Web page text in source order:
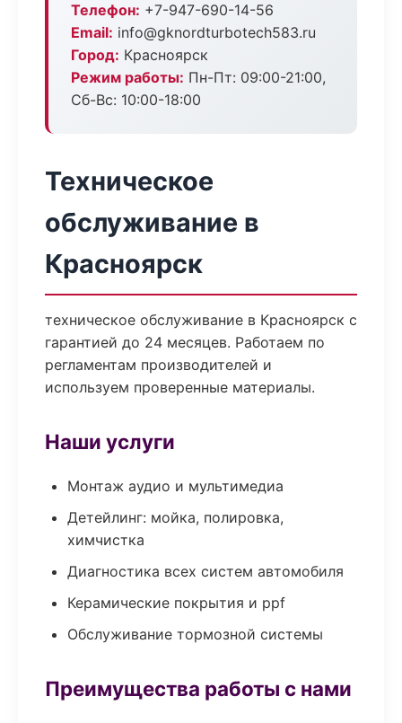
Телефон: +7-947-690-14-56
Email: info@gknordturbotech583.ru
Город: Красноярск
Режим работы: Пн-Пт: 09:00-21:00,
Сб-Вс: 10:00-18:00
Техническое
обслуживание в
Красноярск
техническое обслуживание в Красноярск с
гарантией до 24 месяцев. Работаем по
регламентам производителей и
используем проверенные материалы.
Наши услуги
Монтаж аудио и мультимедиа
Детейлинг: мойка, полировка,
химчистка
Диагностика всех систем автомобиля
Керамические покрытия и ppf
Обслуживание тормозной системы
Преимущества работы с нами